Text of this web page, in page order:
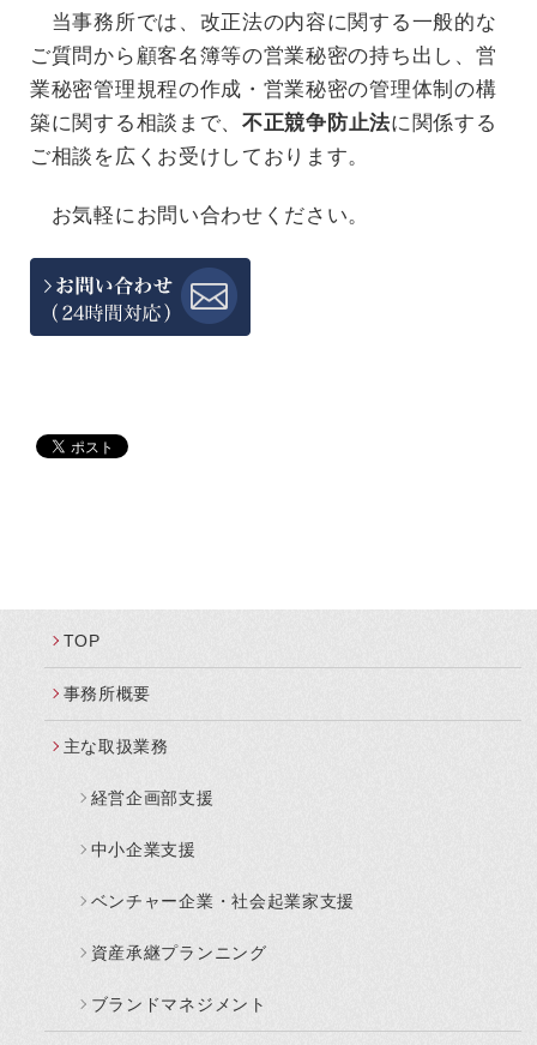
当事務所では、改正法の内容に関する一般的な
ご質問から顧客名簿等の営業秘密の持ち出し、営
業秘密管理規程の作成・営業秘密の管理体制の構
築に関する相談まで、 不正競争防止法に関係する
ご相談を広くお受けしております。
お気軽にお問い合わせください。
TOP
事務所概要
主な取扱業務
経営企画部支援
中小企業支援
ベンチャー企業・社会起業家支援
資産承継プランニング
ブランドマネジメント